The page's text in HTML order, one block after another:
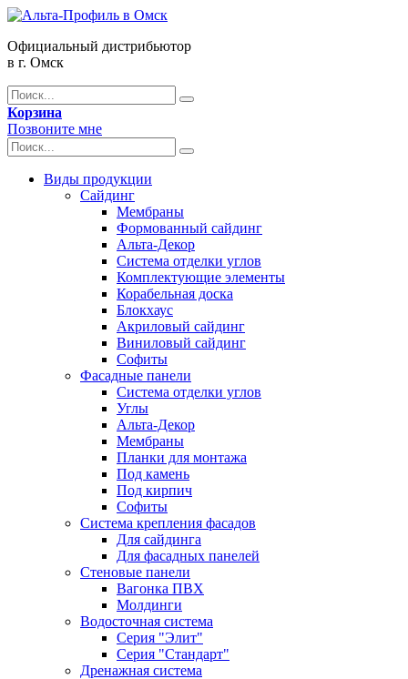
Официальный дистрибьютор
в г. Омск
Корзина
Позвоните мне
Виды продукции
Сайдинг
Мембраны
Формованный сайдинг
Альта-Декор
Система отделки углов
Комплектующие элементы
Корабельная доска
Блокхаус
Акриловый сайдинг
Виниловый сайдинг
Софиты
Фасадные панели
Система отделки углов
Углы
Альта-Декор
Мембраны
Планки для монтажа
Под камень
Под кирпич
Софиты
Система крепления фасадов
Для сайдинга
Для фасадных панелей
Стеновые панели
Вагонка ПВХ
Молдинги
Водосточная система
Серия "Элит"
Серия "Стандарт"
Дренажная система